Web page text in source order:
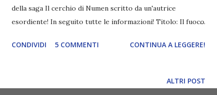
della saga Il cerchio di Numen scritto da un'autrice
esordiente! In seguito tutte le informazioni! Titolo: Il fuoco
Prezzo ebook: 2,68€ Pagine: 410 Data di pubblicazione: 18
convinta di essere una ragazza come tante, timida e
CONDIVIDI 5 COMMENTI CONTINUA A LEGGERE!
ALTRI POST